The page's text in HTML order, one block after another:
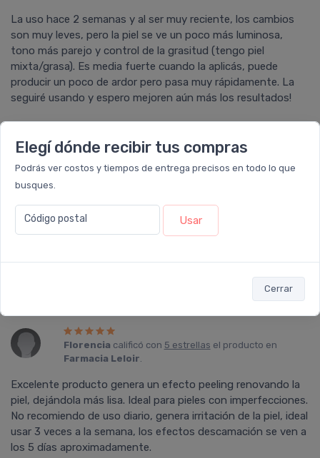
Elegí dónde recibir tus compras
Podrás ver costos y tiempos de entrega precisos en todo lo que
busques.
Código postal Usar
Cerrar
La uso hace 2 semanas y al ser muy reciente, los cambios
son muy leves, pero la piel se ve un poco más luminosa,
tono más parejo y control de la grasitud (tengo piel
mixta/grasa). Es media fuerte cuando la aplicás, puede
producir un poco de ardor pero pasa muy rápidamente. La
seguiré usando y espero mejoren aún más los resultados!
Graciela67calificó con5 estrellasel producto en
Es excelente, yo empecé con un 8 porciento y agregué este
de 15 porciento es complemento para combatir arrugas. Se
Florencia calificó con 5 estrellas el producto en
Farmacia Leloir.
Excelente producto genera un efecto peeling renovando la
piel, dejándola más lisa. Ideal para pieles con imperfecciones.
No recomiendo de uso diario, genera irritación de la piel, ideal
usar 3 veces a la semana, los efectos descamación se ven a
los 5 días aproximadamente.